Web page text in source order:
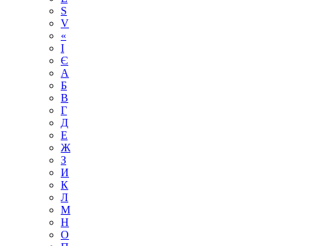
S
V
«
І
Є
А
Б
В
Г
Д
Е
Ж
З
И
К
Л
М
Н
О